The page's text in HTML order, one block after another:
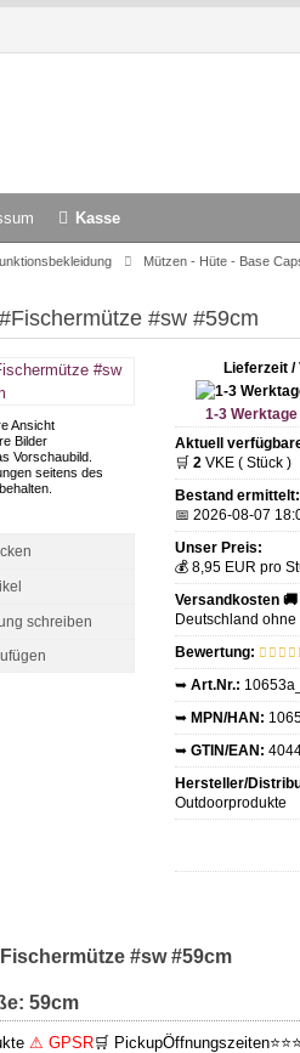
Kasse
Mützen - Hüte - Base
#sw #59cm
Ansicht
Bilder
Vorschaubild.
seitens des
schreiben
Lieferzeit
1-3
Aktuell
🛒 2VKE ( Stück )
Bestand ermittelt:
📅 2026-08-07
Unser Preis:
💰 8,95 EUR pro
Versandkosten 🚚
Deutschland
Bewertung:
➥ Art.Nr.:
➥ MPN/HAN:
➥ GTIN/EAN:
Hersteller/
Outdoorprodukte
#sw #59cm
59cm
⚠ GPSR🛒 PickupÖffnungszeiten